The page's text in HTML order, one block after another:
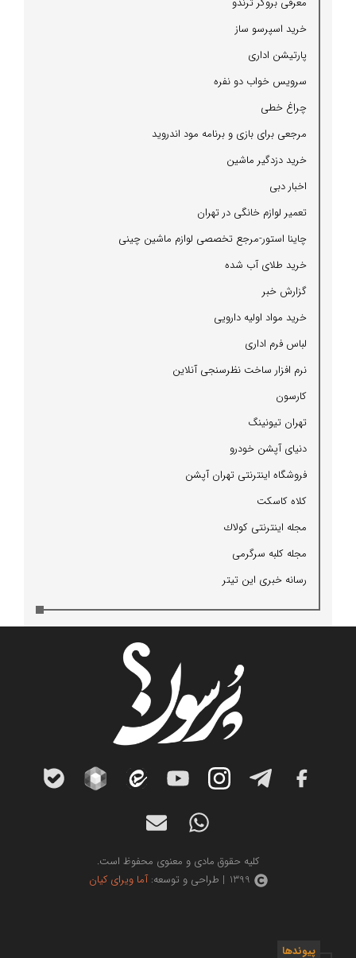
خرید اسپرسو ساز
پارتیشن اداری
سرویس خواب دو نفره
چراغ خطی
مرجعی برای بازی و برنامه مود اندروید
خرید دزدگیر ماشین
اخبار دبی
تعمیر لوازم خانگی در تهران
چاینا استور-مرجع تخصصی لوازم ماشین چینی
خرید طلای آب شده
گزارش خبر
خرید مواد اولیه دارویی
لباس فرم اداری
نرم افزار ساخت نظرسنجی آنلاین
كارسون
تهران تیونینگ
دنیای آپشن خودرو
فروشگاه اینترنتی تهران آپشن
كلاه كاسكت
مجله اینترنتی كولاك
مجله كلبه سرگرمی
رسانه خبری این تیتر
کلیه حقوق مادی و معنوی محفوظ است.
1399 | طراحی و توسعه:
آما ویرای کیان
پیوندها